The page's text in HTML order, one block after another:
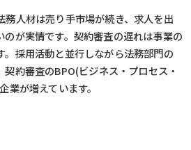
務人材は売り手市場が続き、求人を出
のが実情です。契約審査の遅れは事業の
。採用活動と並行しながら法務部門の
約審査のBPO(ビジネス・プロセス・
業が増えています。